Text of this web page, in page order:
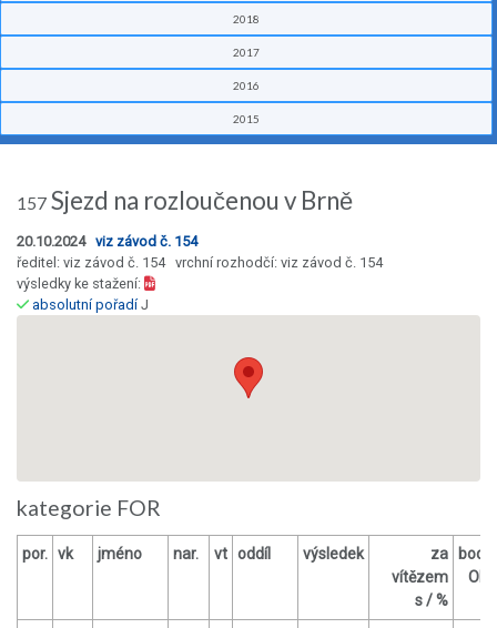
2018
2017
2016
2015
157 Sjezd na rozloučenou v Brně
20.10.2024 viz závod č. 154
ředitel: viz závod č. 154 vrchní rozhodčí: viz závod č. 154
výsledky ke stažení:
absolutní pořadíJ
kategorie FOR
por. vk jméno nar. vt oddíl výsledek
za
vítězem
s / %
body
OM